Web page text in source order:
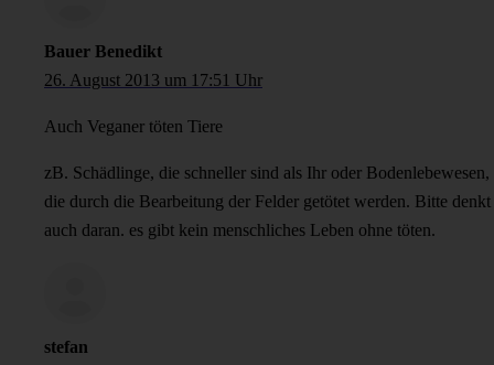
Bauer Benedikt
26. August 2013 um 17:51 Uhr
Auch Veganer töten Tiere
zB. Schädlinge, die schneller sind als Ihr oder Bodenlebewesen,
die durch die Bearbeitung der Felder getötet werden. Bitte denkt
auch daran. es gibt kein menschliches Leben ohne töten.
stefan